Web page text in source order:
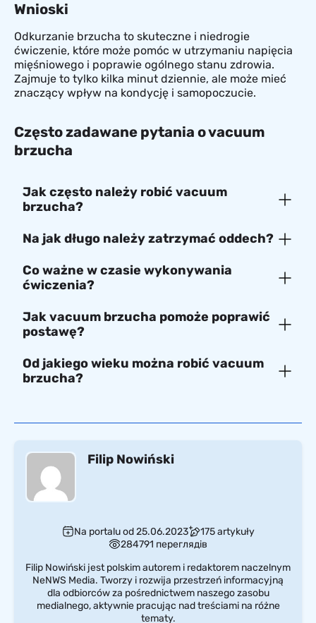
Wnioski
Odkurzanie brzucha to skuteczne i niedrogie
ćwiczenie, które może pomóc w utrzymaniu napięcia
mięśniowego i poprawie ogólnego stanu zdrowia.
Zajmuje to tylko kilka minut dziennie, ale może mieć
znaczący wpływ na kondycję i samopoczucie.
Często zadawane pytania o vacuum
brzucha
Jak często należy robić vacuum
brzucha?
Na jak długo należy zatrzymać oddech?
Co ważne w czasie wykonywania
ćwiczenia?
Jak vacuum brzucha pomoże poprawić
postawę?
Od jakiego wieku można robić vacuum
brzucha?
Filip Nowiński
Na portalu od 25.06.2023
175 artykuły
284791 переглядів
Filip Nowiński jest polskim autorem i redaktorem naczelnym
NeNWS Media. Tworzy i rozwija przestrzeń informacyjną
dla odbiorców za pośrednictwem naszego zasobu
medialnego, aktywnie pracując nad treściami na różne
tematy.